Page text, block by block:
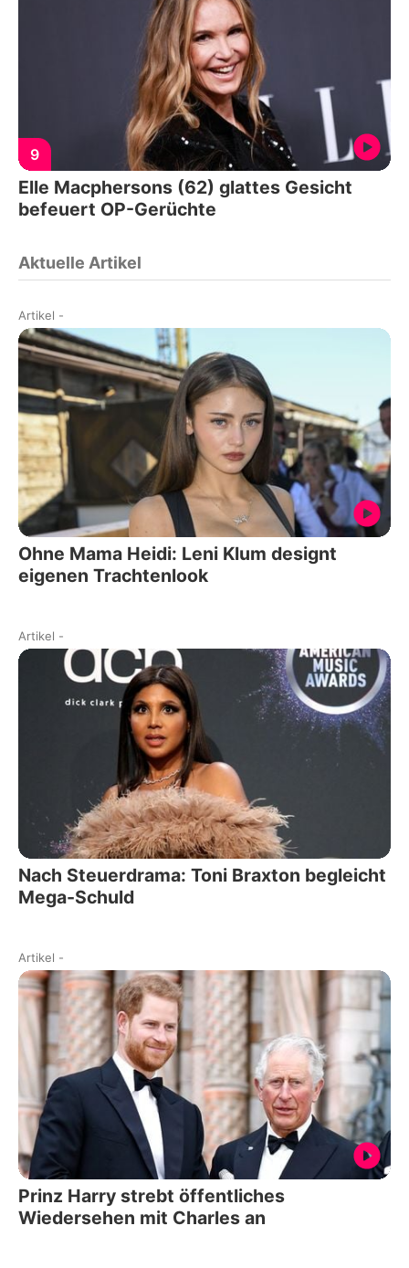
9
Elle Macphersons (62) glattes Gesicht
befeuert OP-Gerüchte
Aktuelle Artikel
Artikel -
Ohne Mama Heidi: Leni Klum designt
eigenen Trachtenlook
Artikel -
Nach Steuerdrama: Toni Braxton begleicht
Mega-Schuld
Artikel -
Prinz Harry strebt öffentliches
Wiedersehen mit Charles an